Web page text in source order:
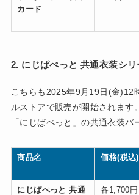
カード
2. にじぱぺっと 共通衣装シリ
こちらも2025年9月19日(金)12
ルストアで販売が開始されます
「にじぱぺっと」の共通衣装バ
商品名 価格(税込)
にじぱぺっと 共通
各1,700円